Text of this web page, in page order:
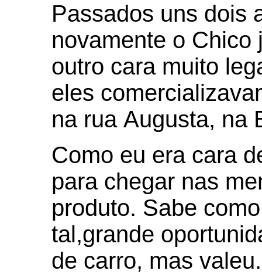
Passados uns dois
novamente o Chico
outro cara muito
eles
na rua Augusta,
Como eu era cara
para chegar nas
produto. Sabe
tal,grande
de carro, mas